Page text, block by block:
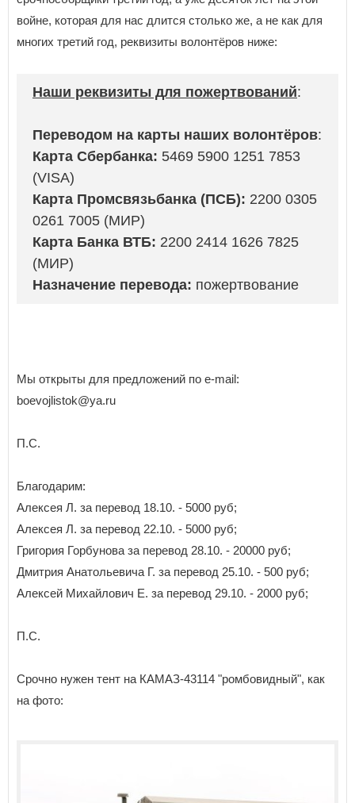
войне, которая для нас длится столько же, а не как для
многих третий год, реквизиты волонтёров ниже:
Наши реквизиты для пожертвований:
Переводом на карты наших волонтёров:
Карта Сбербанка: 5469 5900 1251 7853
(VISA)
Карта Промсвязьбанка (ПСБ): 2200 0305
0261 7005 (МИР)
Карта Банка ВТБ: 2200 2414 1626 7825
(МИР)
Назначение перевода: пожертвование
Мы открыты для предложений по e-mail:
boevojlistok@ya.ru
П.С.
Благодарим:
Алексея Л. за перевод 18.10. - 5000 руб;
Алексея Л. за перевод 22.10. - 5000 руб;
Григория Горбунова за перевод 28.10. - 20000 руб;
Дмитрия Анатольевича Г. за перевод 25.10. - 500 руб;
Алексей Михайлович Е. за перевод 29.10. - 2000 руб;
П.С.
Срочно нужен тент на КАМАЗ-43114 "ромбовидный", как
на фото: